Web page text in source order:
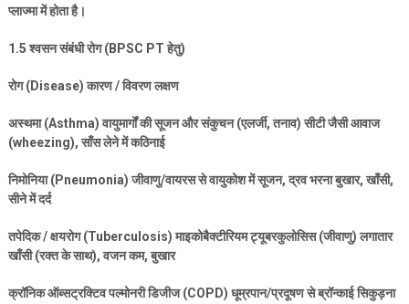
प्लाज्मा में होता है।
1.5श्वसन संबंधी रोग (BPSC PTहेतु)
रोग (Disease)कारण / विवरण लक्षण
अस्थमा (Asthma)वायुमार्गों की सूजन और संकुचन (एलर्जी,तनाव) सीटी जैसी आवाज
(wheezing),साँस लेने में कठिनाई
निमोनिया (Pneumonia)जीवाणु/वायरस से वायुकोश में सूजन,द्रव भरना बुखार,खाँसी,
सीने में दर्द
तपेदिक / क्षयरोग (Tuberculosis)माइकोबैक्टीरियम ट्यूबरकुलोसिस (जीवाणु) लगातार
खाँसी (रक्त के साथ),वजन कम,बुखार
क्रॉनिक ऑब्सट्रक्टिव पल्मोनरी डिजीज (COPD) धूम्रपान/प्रदूषण से ब्रॉन्काई सिकुड़ना